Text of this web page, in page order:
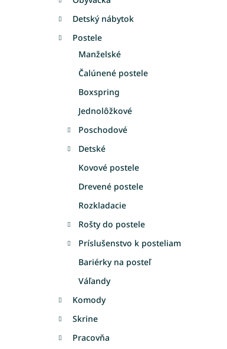
Detský nábytok
Postele
Manželské
Čalúnené postele
Boxspring
Jednolôžkové
Poschodové
Detské
Kovové postele
Drevené postele
Rozkladacie
Rošty do postele
Príslušenstvo k posteliam
Bariérky na posteľ
Váľandy
Komody
Skrine
Pracovňa